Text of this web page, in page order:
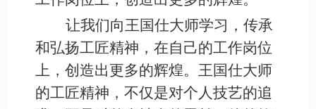
让我们向王国仕大师学习，传承
和弘扬工匠精神，在自己的工作岗位
上，创造出更多的辉煌。王国仕大师
的工匠精神，不仅是对个人技艺的追